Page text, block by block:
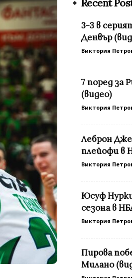
Recent
3-3 в
Денвър
Виктория
7 поред за
(видео)
Виктория
Леброн
плейофи в
Виктория
Юсуф
сезона в
Виктория
Пирова
Милано